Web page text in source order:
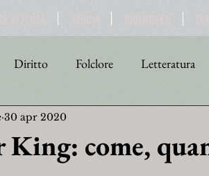
Diritto Folclore Letteratura
Religione
King: come,
30 apr 2020